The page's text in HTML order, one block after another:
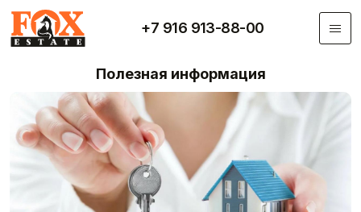
Перейти к основному содержанию
+7 916 913-88-00
Полезная информация